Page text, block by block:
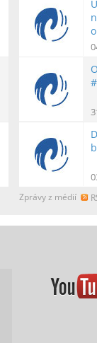
Zprávy z médií